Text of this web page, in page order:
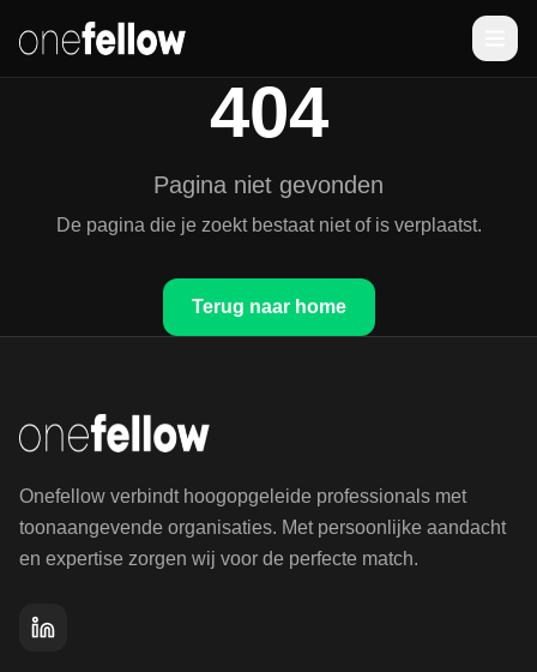
404
Pagina niet gevonden
De pagina die je zoekt bestaat niet of is verplaatst.
Terug naar home
Onefellow verbindt hoogopgeleide professionals met
toonaangevende organisaties. Met persoonlijke aandacht
en expertise zorgen wij voor de perfecte match.